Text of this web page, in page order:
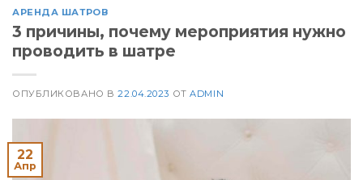
АРЕНДА ШАТРОВ
3 причины, почему мероприятия нужно
проводить в шатре
ОПУБЛИКОВАНО В22.04.2023 ОТADMIN
22
Апр